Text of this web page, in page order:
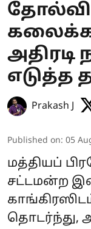
அதிரடி
எடுத்த
Prakash J
Published on: 05
மத்தியப்
சட்டமன்ற
தொடர்ந்து,